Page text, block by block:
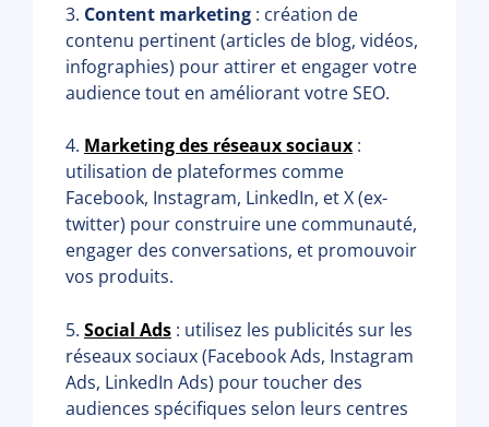
3. Content marketing : création de
contenu pertinent (articles de blog, vidéos,
infographies) pour attirer et engager votre
audience tout en améliorant votre SEO.
4. Marketing des réseaux sociaux :
utilisation de plateformes comme
Facebook, Instagram, LinkedIn, et X (ex-
twitter) pour construire une communauté,
engager des conversations, et promouvoir
vos produits.
5. Social Ads : utilisez les publicités sur les
réseaux sociaux (Facebook Ads, Instagram
Ads, LinkedIn Ads) pour toucher des
audiences spécifiques selon leurs centres